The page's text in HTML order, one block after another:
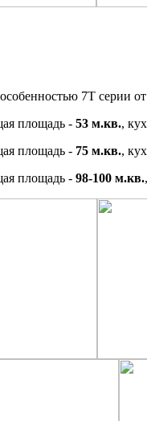
7Т серии
площадь - 53 м.кв.,
площадь - 75 м.кв.,
площадь - 98-100 м.кв.